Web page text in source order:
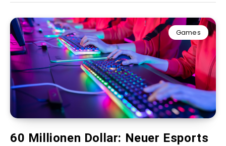
Games
60 Millionen Dollar: Neuer Esports